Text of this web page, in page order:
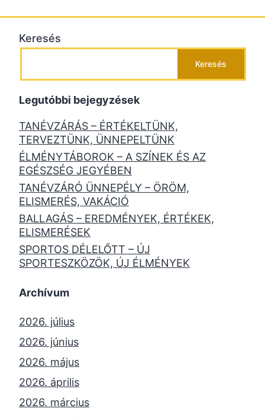
Keresés
Keresés
Legutóbbi bejegyzések
TANÉVZÁRÁS – ÉRTÉKELTÜNK,
TERVEZTÜNK, ÜNNEPELTÜNK
ÉLMÉNYTÁBOROK – A SZÍNEK ÉS AZ
EGÉSZSÉG JEGYÉBEN
TANÉVZÁRÓ ÜNNEPÉLY – ÖRÖM,
ELISMERÉS, VAKÁCIÓ
BALLAGÁS – EREDMÉNYEK, ÉRTÉKEK,
ELISMERÉSEK
SPORTOS DÉLELŐTT – ÚJ
SPORTESZKÖZÖK, ÚJ ÉLMÉNYEK
Archívum
2026. július
2026. június
2026. május
2026. április
2026. március